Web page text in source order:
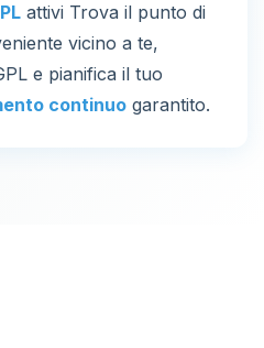
attivi Trova il punto di
vicino a te,
e pianifica il tuo
continuo garantito.